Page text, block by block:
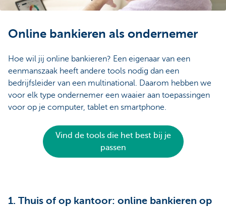
Online bankieren als ondernemer
Hoe wil jij online bankieren? Een eigenaar van een
eenmanszaak heeft andere tools nodig dan een
bedrijfsleider van een multinational. Daarom hebben we
voor elk type ondernemer een waaier aan toepassingen
voor op je computer, tablet en smartphone.
Vind de tools die het best bij je
passen
1. Thuis of op kantoor: online bankieren op